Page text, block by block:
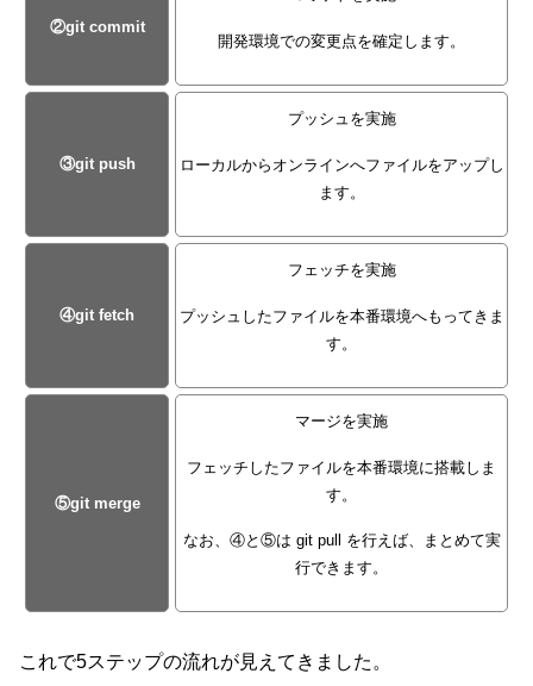
②git commit
開発環境での変更点を確定します。
③git push
プッシュを実施
ローカルからオンラインへファイルをアップし
ます。
④git fetch
フェッチを実施
プッシュしたファイルを本番環境へもってきま
す。
⑤git merge
マージを実施
フェッチしたファイルを本番環境に搭載しま
す。
なお、④と⑤は git pull を行えば、まとめて実
行できます。
これで5ステップの流れが見えてきました。